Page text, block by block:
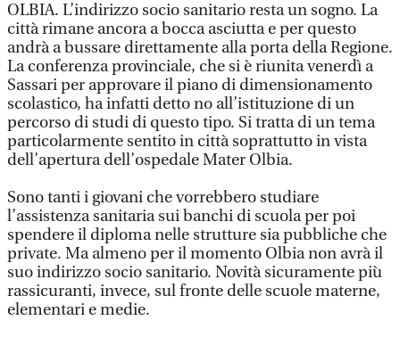
OLBIA. L’indirizzo socio sanitario resta un sogno. La
città rimane ancora a bocca asciutta e per questo
andrà a bussare direttamente alla porta della Regione.
La conferenza provinciale, che si è riunita venerdì a
Sassari per approvare il piano di dimensionamento
scolastico, ha infatti detto no all’istituzione di un
percorso di studi di questo tipo. Si tratta di un tema
particolarmente sentito in città soprattutto in vista
dell’apertura dell’ospedale Mater Olbia.
Sono tanti i giovani che vorrebbero studiare
l’assistenza sanitaria sui banchi di scuola per poi
spendere il diploma nelle strutture sia pubbliche che
private. Ma almeno per il momento Olbia non avrà il
suo indirizzo socio sanitario. Novità sicuramente più
rassicuranti, invece, sul fronte delle scuole materne,
elementari e medie.